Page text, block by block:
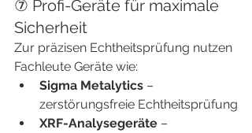
⑦ Profi-Geräte für maximale
Sicherheit
Zur präzisen Echtheitsprüfung nutzen
Fachleute Geräte wie:
Sigma Metalytics –
zerstörungsfreie Echtheitsprüfung
XRF-Analysegeräte –